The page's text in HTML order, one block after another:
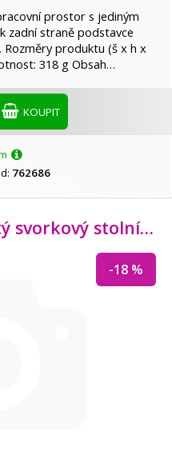
prostor s jediným
zadní straně podstavce
produktu (š x h x
318 g Obsah…
KOUPIT
762686
DIGITUS VESA dvojitý svorkový stolní stojan, 90o otočný, 30o sklopný, otočný 360o, 15"-27" TFT, 100x100, 16Kg, černý
-18 %